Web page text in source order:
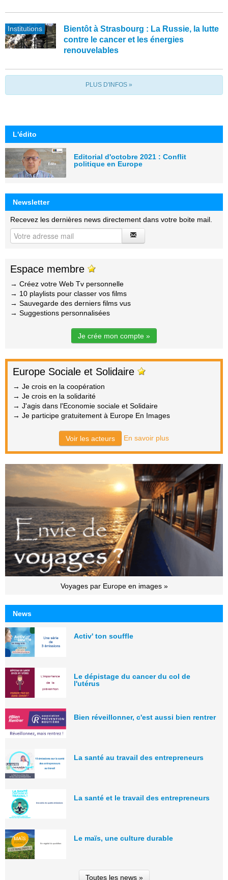
Institutions
Bientôt à Strasbourg : La Russie, la lutte
contre le cancer et les énergies
renouvelables
PLUS D'INFOS »
L'édito
Editorial d'octobre 2021 : Conflit
politique en Europe
Newsletter
Recevez les dernières news directement dans votre boite mail.
Espace membre
→ Créez votre Web Tv personnelle
→ 10 playlists pour classer vos films
→ Sauvegarde des derniers films vus
→ Suggestions personnalisées
Je crée mon compte »
Europe Sociale et Solidaire
→ Je crois en la coopération
→ Je crois en la solidarité
→ J'agis dans l'Economie sociale et Solidaire
→ Je participe gratuitement à Europe En Images
Voir les acteurs En savoir plus
Voyages par Europe en images »
News
Activ' ton souffle
Le dépistage du cancer du col de
l'utérus
Bien réveillonner, c'est aussi bien rentrer
La santé au travail des entrepreneurs
La santé et le travail des entrepreneurs
Le maïs, une culture durable
Toutes les news »